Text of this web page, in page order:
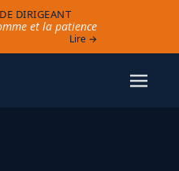
DIRIGEANT
et la patience
Lire →